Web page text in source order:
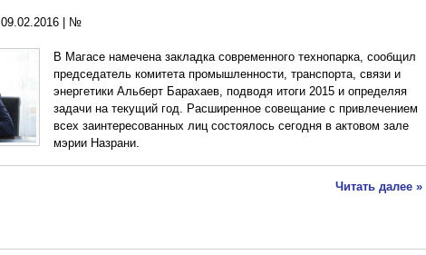
09.02.2016 №
В Магасе намечена закладка современного технопарка, сообщил
председатель комитета промышленности, транспорта, связи и
энергетики Альберт Барахаев, подводя итоги 2015 и определяя
задачи на текущий год. Расширенное совещание с привлечением
всех заинтересованных лиц состоялось сегодня в актовом зале
мэрии Назрани.
Читать далее »